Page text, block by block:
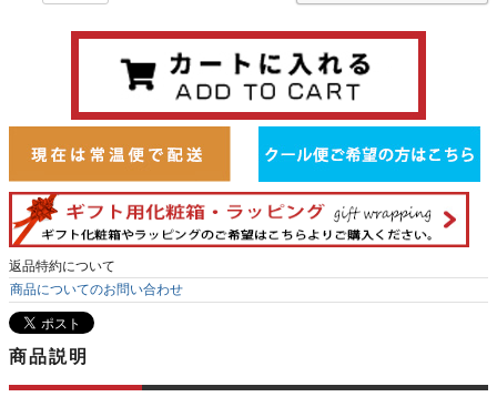
返品特約について
商品についてのお問い合わせ
商品説明